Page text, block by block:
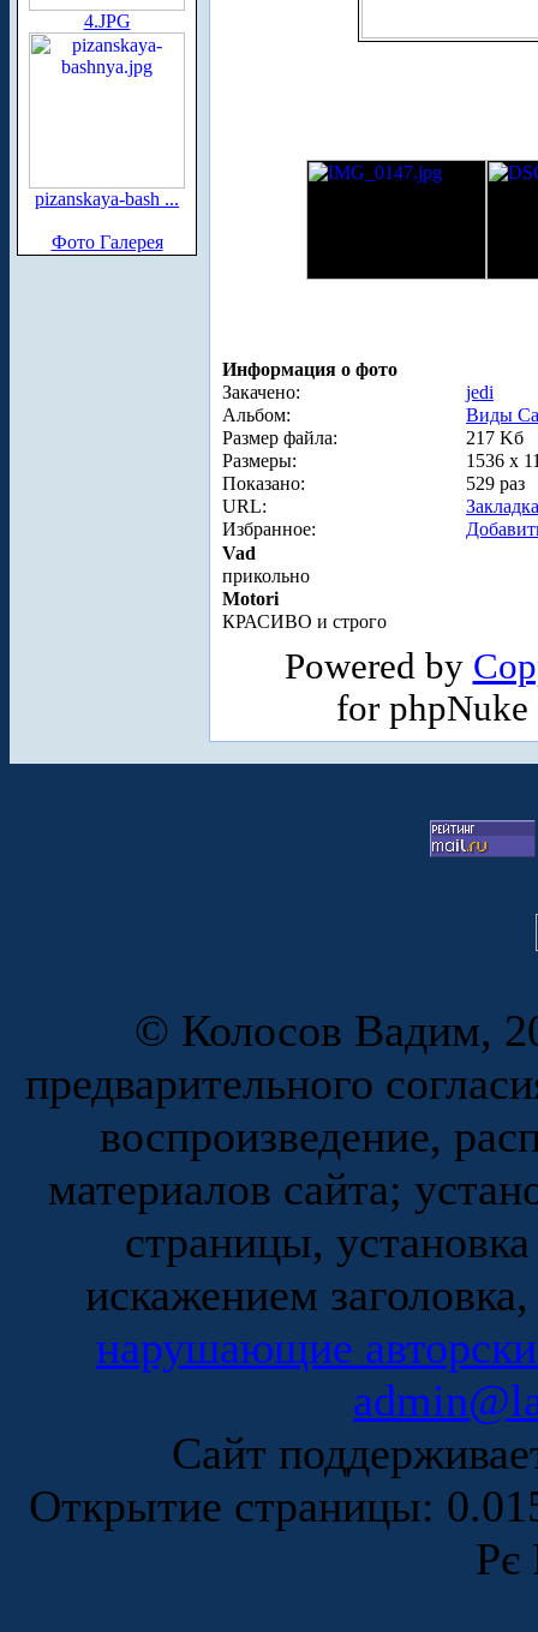
4.JPG
pizanskaya-bash ...
Фото Галерея
Информация о фото
Закачено:
jedi
Альбом:
Виды
Размер файла:
217 Kб
Размеры:
1536 x
Показано:
529 раз
URL:
Избранное:
Vad
прикольно
Motori
КРАСИВО и строго
Powered by
for
© Колосов Вадим,
предварительного
воспроизведение,
материалов сайта;
страницы,
искажением
нарушающие
Сайт
Открытие страницы:
Рє